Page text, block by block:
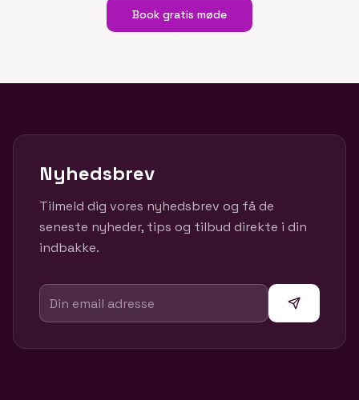
Book gratis møde
Nyhedsbrev
Tilmeld dig vores nyhedsbrev og få de
seneste nyheder, tips og tilbud direkte i din
indbakke.